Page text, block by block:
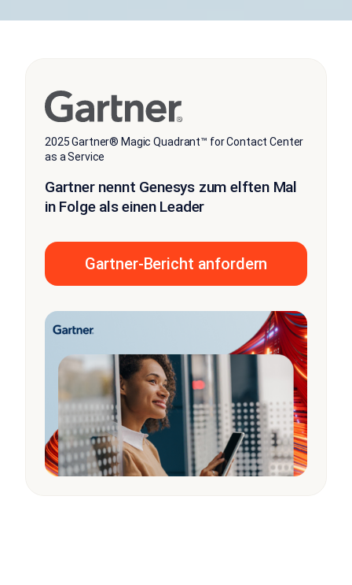
2025 Gartner® Magic Quadrant™ for Contact Center
as a Service
Gartner nennt Genesys zum elften Mal
in Folge als einen Leader
Gartner-Bericht anfordern